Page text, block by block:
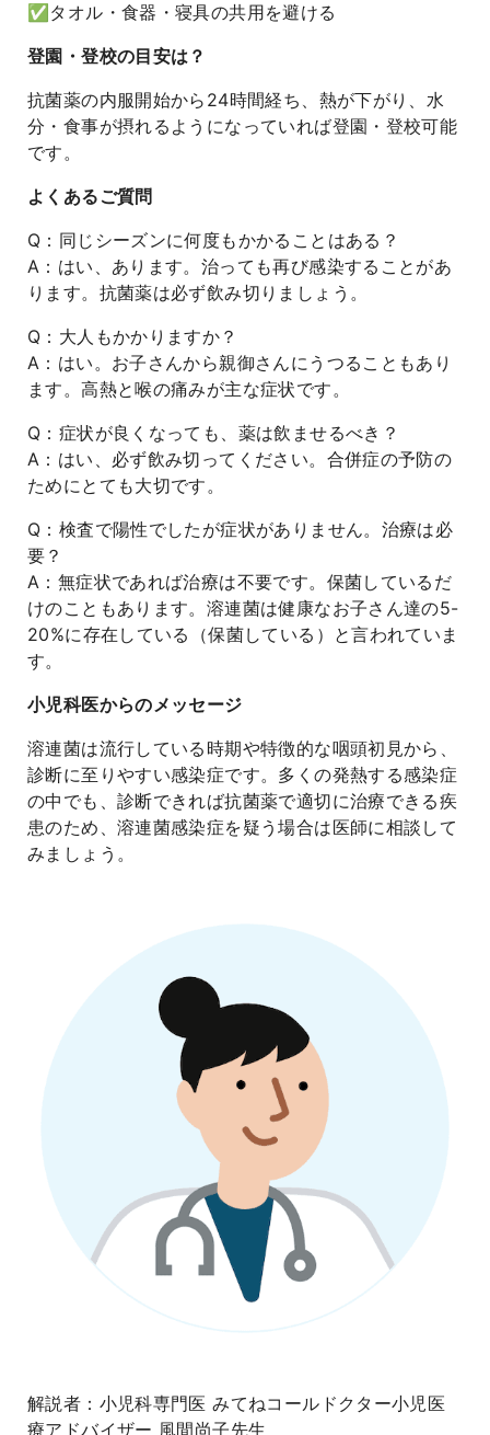
✅タオル・食器・寝具の共用を避ける
登園・登校の目安は？
抗菌薬の内服開始から24時間経ち、熱が下がり、水
分・食事が摂れるようになっていれば登園・登校可能
です。
よくあるご質問
Q：同じシーズンに何度もかかることはある？
A：はい、あります。治っても再び感染することがあ
ります。抗菌薬は必ず飲み切りましょう。
Q：大人もかかりますか？
A：はい。お子さんから親御さんにうつることもあり
ます。高熱と喉の痛みが主な症状です。
Q：症状が良くなっても、薬は飲ませるべき？
A：はい、必ず飲み切ってください。合併症の予防の
ためにとても大切です。
Q：検査で陽性でしたが症状がありません。治療は必
要？
A：無症状であれば治療は不要です。保菌しているだ
けのこともあります。溶連菌は健康なお子さん達の5-
20%に存在している（保菌している）と言われていま
す。
小児科医からのメッセージ
溶連菌は流行している時期や特徴的な咽頭初見から、
診断に至りやすい感染症です。多くの発熱する感染症
の中でも、診断できれば抗菌薬で適切に治療できる疾
患のため、溶連菌感染症を疑う場合は医師に相談して
みましょう。
解説者：小児科専門医 みてねコールドクター小児医
療アドバイザー 風間尚子先生